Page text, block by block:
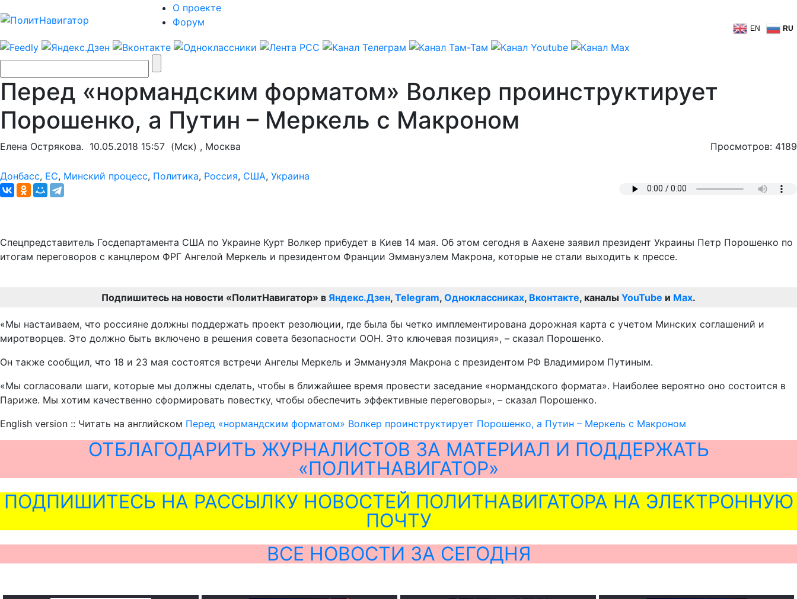
О проекте
Форум
EN RU
Перед «нормандским форматом» Волкер проинструктирует
Порошенко, а Путин – Меркель с Макроном
Елена Острякова. 10.05.2018 15:57 (Мск) , Москва Просмотров: 4189
Донбасс, ЕС, Минский процесс, Политика, Россия, США, Украина
Спецпредставитель Госдепартамента США по Украине Курт Волкер прибудет в Киев 14 мая. Об этом сегодня в Аахене заявил президент Украины Петр Порошенко по
итогам переговоров с канцлером ФРГ Ангелой Меркель и президентом Франции Эммануэлем Макрона, которые не стали выходить к прессе.
Подпишитесь на новости «ПолитНавигатор» в Яндекс.Дзен, Telegram, Одноклассниках, Вконтакте, каналы YouTube и Max.
«Мы настаиваем, что россияне должны поддержать проект резолюции, где была бы четко имплементирована дорожная карта с учетом Минских соглашений и
миротворцев. Это должно быть включено в решения совета безопасности ООН. Это ключевая позиция», – сказал Порошенко.
Он также сообщил, что 18 и 23 мая состоятся встречи Ангелы Меркель и Эммануэля Макрона с президентом РФ Владимиром Путиным.
«Мы согласовали шаги, которые мы должны сделать, чтобы в ближайшее время провести заседание «нормандского формата». Наиболее вероятно оно состоится в
Париже. Мы хотим качественно сформировать повестку, чтобы обеспечить эффективные переговоры», – сказал Порошенко.
English version :: Читать на английском Перед «нормандским форматом» Волкер проинструктирует Порошенко, а Путин – Меркель с Макроном
ОТБЛАГОДАРИТЬ ЖУРНАЛИСТОВ ЗА МАТЕРИАЛ И ПОДДЕРЖАТЬ
«ПОЛИТНАВИГАТОР»
ПОДПИШИТЕСЬ НА РАССЫЛКУ НОВОСТЕЙ ПОЛИТНАВИГАТОРА НА ЭЛЕКТРОННУЮ
ПОЧТУ
ВСЕ НОВОСТИ ЗА СЕГОДНЯ